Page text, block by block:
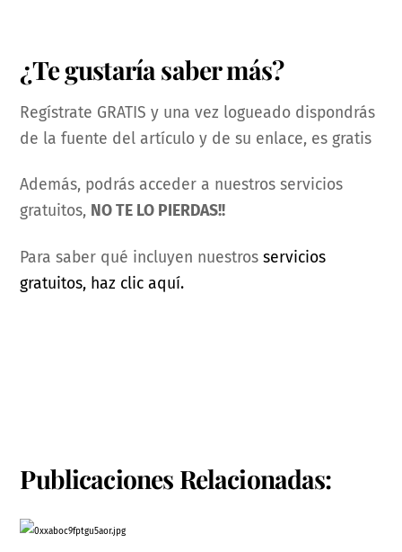
¿Te gustaría saber más?
Regístrate GRATIS y una vez logueado dispondrás
de la fuente del artículo y de su enlace, es gratis
Además, podrás acceder a nuestros servicios
gratuitos, NO TE LO PIERDAS!!
Para saber qué incluyen nuestrosservicios
gratuitos, haz clic aquí.
Publicaciones Relacionadas: